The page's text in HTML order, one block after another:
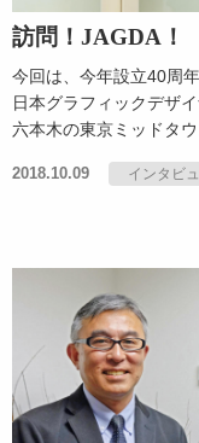
訪問！JAGDA！
今回は、今年設立40周
日本グラフィックデザ
六本木の東京ミッドタ
2018.10.09 インタビ